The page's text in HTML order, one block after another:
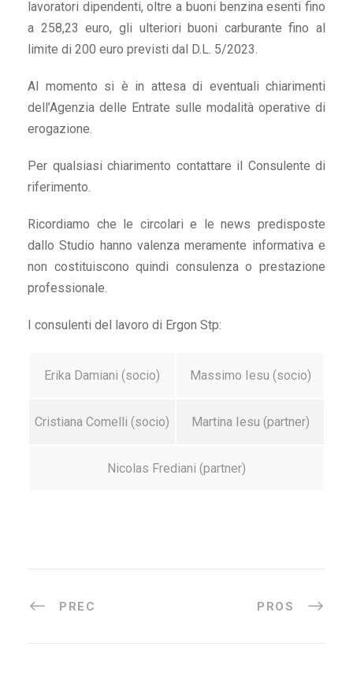
lavoratori dipendenti, oltre a buoni benzina esenti fino
a 258,23 euro, gli ulteriori buoni carburante fino al
limite di 200 euro previsti dal D.L. 5/2023.
Al momento si è in attesa di eventuali chiarimenti
dell’Agenzia delle Entrate sulle modalità operative di
erogazione.
Per qualsiasi chiarimento contattare il Consulente di
riferimento.
Ricordiamo che le circolari e le news predisposte
dallo Studio hanno valenza meramente informativa e
non costituiscono quindi consulenza o prestazione
professionale.
I consulenti del lavoro di Ergon Stp:
Erika Damiani (socio) Massimo Iesu (socio)
Cristiana Comelli (socio) Martina Iesu (partner)
Nicolas Frediani (partner)
PREC PROS